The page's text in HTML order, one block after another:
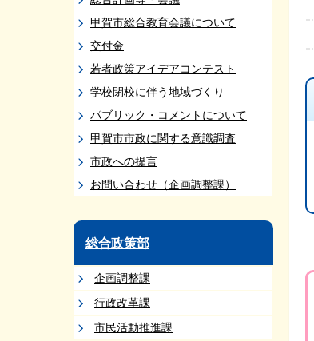
甲賀市総合教育会議について
交付金
若者政策アイデアコンテスト
学校閉校に伴う地域づくり
パブリック・コメントについて
甲賀市市政に関する意識調査
市政への提言
お問い合わせ（企画調整課）
総合政策部
企画調整課
行政改革課
市民活動推進課